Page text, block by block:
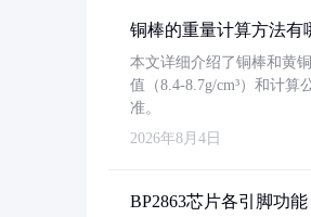
铜棒的重量计算方法有
本文详细介绍了铜棒和黄
值（8.4-8.7g/cm³）和计
准。
2026年8月4日
BP2863芯片各引脚功能